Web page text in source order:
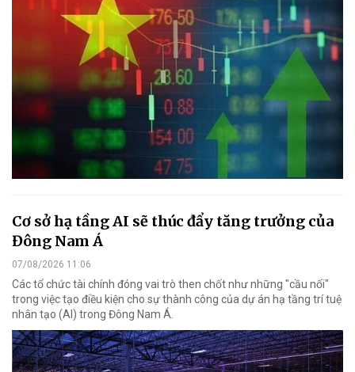
Cơ sở hạ tầng AI sẽ thúc đẩy tăng trưởng của
Đông Nam Á
07/08/2026 11:06
Các tổ chức tài chính đóng vai trò then chốt như những "cầu nối"
trong việc tạo điều kiện cho sự thành công của dự án hạ tầng trí tuệ
nhân tạo (AI) trong Đông Nam Á.